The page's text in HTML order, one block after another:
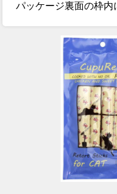
パッケージ裏面の枠内